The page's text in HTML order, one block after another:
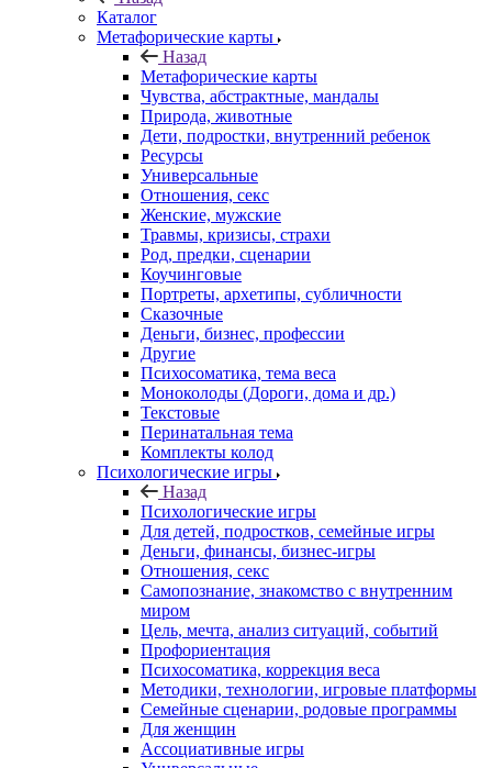
Каталог
Mетафорические карты
Назад
Mетафорические карты
Чувства, абстрактные, мандалы
Природа, животные
Дети, подростки, внутренний ребенок
Ресурсы
Универсальные
Отношения, секс
Женские, мужские
Травмы, кризисы, страхи
Род, предки, сценарии
Коучинговые
Портреты, архетипы, субличности
Сказочные
Деньги, бизнес, профессии
Другие
Психосоматика, тема веса
Моноколоды (Дороги, дома и др.)
Текстовые
Перинатальная тема
Комплекты колод
Психологические игры
Назад
Психологические игры
Для детей, подростков, семейные игры
Деньги, финансы, бизнес-игры
Отношения, секс
Самопознание, знакомство с внутренним
миром
Цель, мечта, анализ ситуаций, событий
Профориентация
Психосоматика, коррекция веса
Методики, технологии, игровые платформы
Семейные сценарии, родовые программы
Для женщин
Ассоциативные игры